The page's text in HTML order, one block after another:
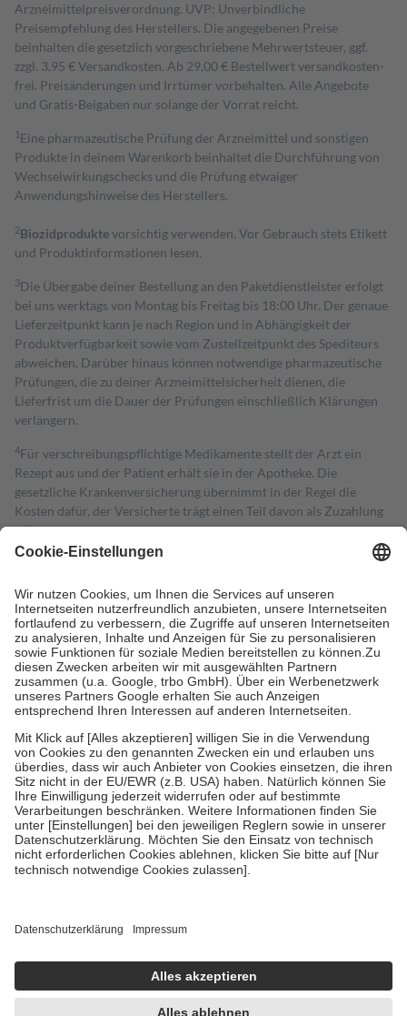
Arzneimittelpreisverordnung. UVP: Unverbindliche
Preisempfehlung des Herstellers. Die angegebenen Preise
beinhalten die gesetzlich vorgeschriebene Mehrwertsteuer, ggf.
zzgl. 3,95 € Versandkosten. Ab 29,00 € Bestell­wert versand­kosten­
frei. Preisänderungen und Irrtümer vorbehalten. Alle Angebote
und Gratis-Beigaben nur solange der Vorrat reicht.
1 Eine pharmazeutische Prüfung der Arzneimittel und sonstigen
Produkte in deinem Warenkorb beinhaltet die Durchführung von
Wechselwirkungschecks und die Prüfung etwaiger
Anwendungshinweise des Herstellers.
2Biozidproduktevorsichtig verwenden. Vor Gebrauch stets Etikett
und Produktinformationen lesen.
3Die Übergabe deiner Bestellung an den Paketdienstleister erfolgt
bei uns werktags von Montag bis Freitag bis 18:00 Uhr. Der genaue
Lieferzeitpunkt kann je nach Region und in Abhängigkeit der
Produktverfügbarkeit sowie vom Zustellzeitpunkt des Spediteurs
abweichen. Darüber hinaus können notwendige pharmazeutische
Prüfungen, die zu deiner Arzneimittelsicherheit dienen, die
Lieferfrist um die Dauer der Prüfungen einschließlich Klärungen
verlängern.
4Für verschreibungspflichtige Medikamente stellt der Arzt ein
Rezept aus und der Patient erhält sie in der Apotheke. Die
gesetzliche Krankenversicherung übernimmt in der Regel die
Kosten dafür, der Versicherte trägt einen Teil davon als Zuzahlung
mit.
Grundsätzlich leisten Mitglieder Zuzahlungen in Höhe von zehn
höchstens zehn Euro.
Es sind jedoch nie mehr als die tatsächlichen
Kosten der Leistung zu entrichten.
Diese Regeln gelten grundsätzlich auch für Online-Apotheken.
Bei Heilmitteln und häuslicher Krankenpflege beträgt die
Zuzahlung zehn Prozent der Kosten sowie zehn Euro je
Verordnung.
Um das Engagement der Versicherten für ihre eigene Gesundheit zu
stärken und die besondere Stellung der Familie zu unterstützen,
fallenkeine Zuzahlungenan bei:
• Kindern und Jugendlichen bis zum vollendeten 18. Lebensjahr
mit Ausnahme der Fahrkosten
• Untersuchungen zur Vorsorge und Früherkennung, die von der
GKV getragen werden
• empfohlenen Schutzimpfungen
• Harn- und Blutteststreifen
getroffen, um sicherzustellen, dass es sich um echte Bewertungen
https://help.etrusted.com/hc/de/articles/4419944605341
Einige Bilder und Inhalte wurden unter Zuhilfenahme künstlicher